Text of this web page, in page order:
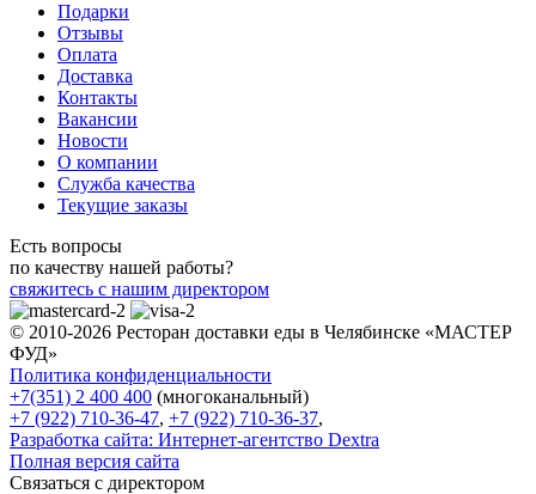
Подарки
Отзывы
Оплата
Доставка
Контакты
Вакансии
Новости
О компании
Служба качества
Текущие заказы
Есть вопросы
по качеству нашей работы?
свяжитесь с нашим директором
© 2010-2026 Ресторан доставки еды в Челябинске «МАСТЕР
ФУД»
Политика конфиденциальности
+7(351) 2 400 400 (многоканальный)
+7 (922) 710-36-47, +7 (922) 710-36-37,
Разработка сайта: Интернет-агентство Dextra
Полная версия сайта
Связаться с директором